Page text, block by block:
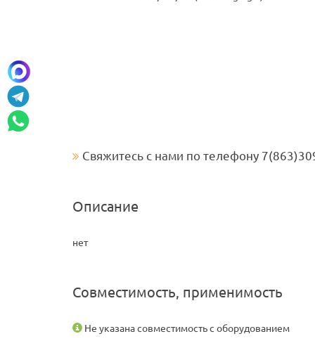
Свяжитесь с нами по телефону
Описание
нет
Совместимость, применимость
Не указана совместимость с оборудованием